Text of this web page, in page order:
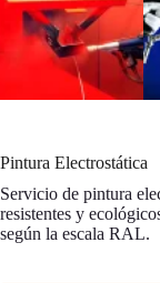
Pintura Electrostática
Servicio de pintura
resistentes y
según la escala RAL.